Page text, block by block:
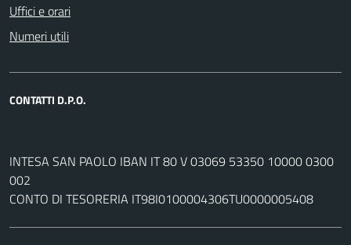
Uffici e orari
Numeri utili
CONTATTI D.P.O.
INTESA SAN PAOLO IBAN IT 80 V 03069 53350 10000 0300
002
CONTO DI TESORERIA IT98I0100004306TU0000005408